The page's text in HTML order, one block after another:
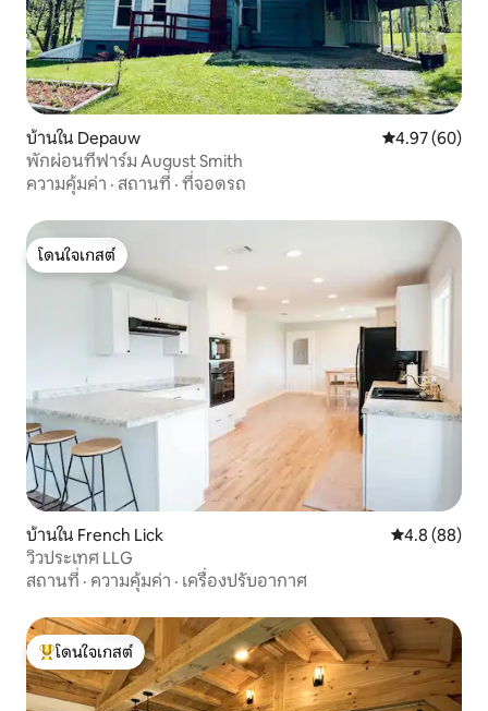
บ้านใน Depauw คะแนนเฉลี่ย
4.97 (60)
พักผ่อนที่ฟาร์ม August Smith
ความคุ้มค่า · สถานที่ · ที่จอดรถ
โดนใจเกสต์
โดนใจเกสต์
บ้านใน French Lick คะแนนเฉลี่ย
4.8 (88)
วิวประเทศ LLG
สถานที่ · ความคุ้มค่า · เครื่องปรับอากาศ
โดนใจเกสต์ที่สุด
โดนใจเกสต์